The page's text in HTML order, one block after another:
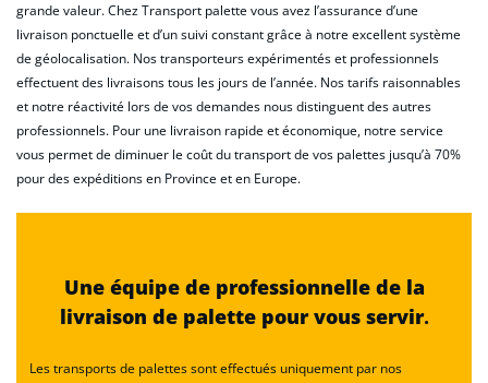
grande valeur. Chez Transport palette vous avez l’assurance d’une
livraison ponctuelle et d’un suivi constant grâce à notre excellent système
de géolocalisation. Nos transporteurs expérimentés et professionnels
effectuent des livraisons tous les jours de l’année. Nos tarifs raisonnables
et notre réactivité lors de vos demandes nous distinguent des autres
professionnels. Pour une livraison rapide et économique, notre service
vous permet de diminuer le coût du transport de vos palettes jusqu’à 70%
pour des expéditions en Province et en Europe.
Une équipe de professionnelle de la
livraison de palette pour vous servir.
Les transports de palettes sont effectués uniquement par nos